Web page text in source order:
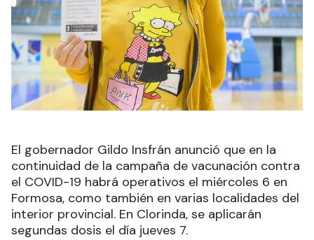
El gobernador Gildo Insfrán anunció que en la
continuidad de la campaña de vacunación contra
el COVID-19 habrá operativos el miércoles 6 en
Formosa, como también en varias localidades del
interior provincial. En Clorinda, se aplicarán
segundas dosis el día jueves 7.